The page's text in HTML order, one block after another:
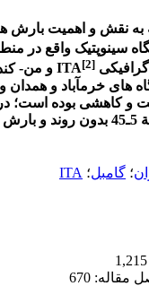
به نقش و اهمیت بارش‏
سینوپتیک واقع در
گرافیکی
ITA[2] و من-
های خرمآباد و همدان
و کاهشی بوده است؛
ة
؛ گامبل؛ ITA
670